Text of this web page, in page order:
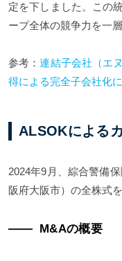
定を下しました。この
ープ全体の競争力を一
参考：連結子会社（エ
得による完全子会社化
ALSOKによる
2024年9月、綜合警備
阪府大阪市）の全株式
M&Aの概要